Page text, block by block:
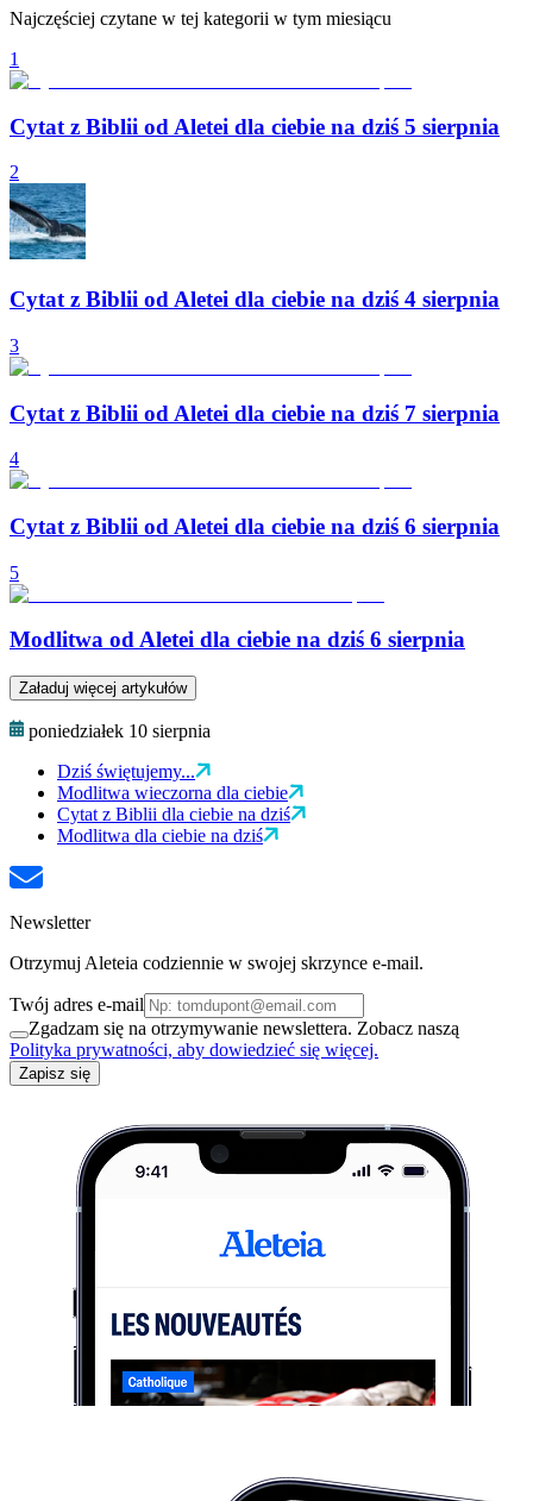
Najczęściej czytane w tej kategorii w tym miesiącu
1
Cytat z Biblii od Aletei dla ciebie na dziś 5 sierpnia
2
Cytat z Biblii od Aletei dla ciebie na dziś 4 sierpnia
3
Cytat z Biblii od Aletei dla ciebie na dziś 7 sierpnia
4
Cytat z Biblii od Aletei dla ciebie na dziś 6 sierpnia
5
Modlitwa od Aletei dla ciebie na dziś 6 sierpnia
Załaduj więcej artykułów
poniedziałek 10 sierpnia
Dziś świętujemy...
Modlitwa wieczorna dla ciebie
Cytat z Biblii dla ciebie na dziś
Modlitwa dla ciebie na dziś
Newsletter
Otrzymuj Aleteia codziennie w swojej skrzynce e-mail.
Twój adres e-mail
Zgadzam się na otrzymywanie newslettera. Zobacz naszą
Polityka prywatności, aby dowiedzieć się więcej.
Zapisz się